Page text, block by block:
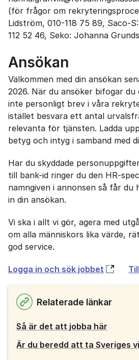
(för frågor om
Lidström, 010-118 75 89, Saco-
112 52 46, Seko: Johanna
Ansökan
Välkommen med din ansökan
2026. När du ansöker bifogar du
inte personligt brev i våra
istället besvara ett antal
relevanta för tjänsten. Ladda
betyg och intyg i samband med
Har du skyddade
till bank-id ringer du den HR-
namngiven i annonsen så får du
in din ansökan.
Vi ska i allt vi gör, agera med
om alla människors lika värde,
god service.
Logga in och sök jobbet
Öppnas
nytt
fönsterRelaterade länkar
Så är det att jobba här
Är du beredd att ta Sveriges